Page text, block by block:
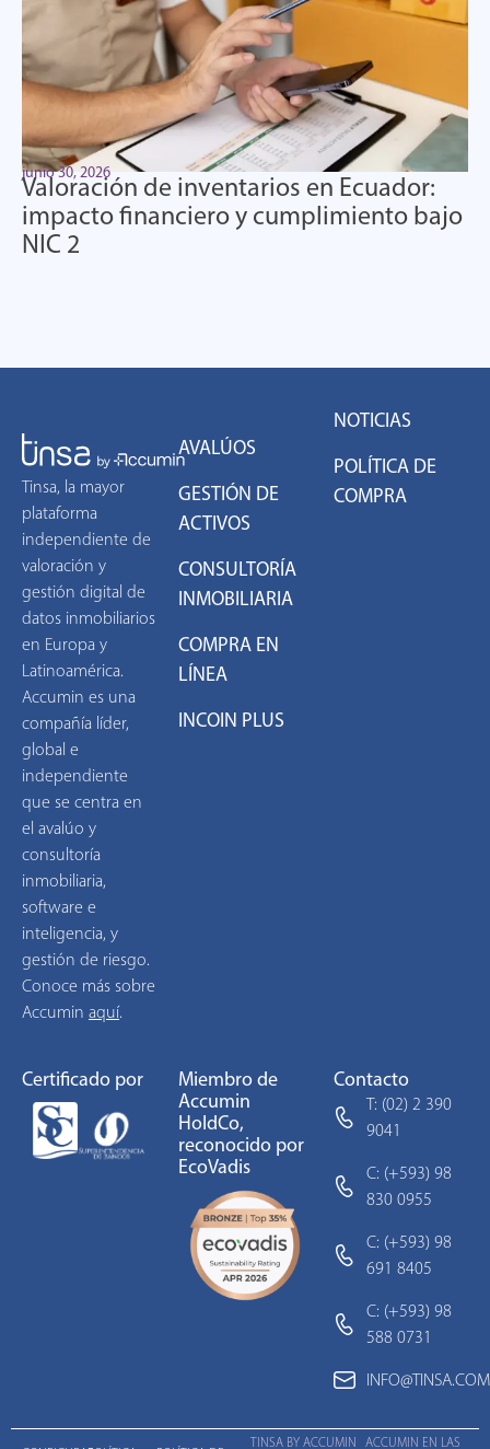
junio 30, 2026
Valoración de inventarios en Ecuador:
impacto financiero y cumplimiento bajo
NIC 2
Tinsa, la mayor
plataforma
independiente de
valoración y
gestión digital de
datos inmobiliarios
en Europa y
Latinoamérica.
Accumin es una
compañía líder,
global e
independiente
que se centra en
el avalúo y
consultoría
inmobiliaria,
software e
inteligencia, y
gestión de riesgo.
Conoce más sobre
Accumin aquí.
AVALÚOS
GESTIÓN DE
ACTIVOS
CONSULTORÍA
INMOBILIARIA
COMPRA EN
LÍNEA
INCOIN PLUS
NOTICIAS
POLÍTICA DE
COMPRA
Certificado por
Miembro de
Accumin
HoldCo,
reconocido por
EcoVadis
Contacto
T: (02) 2 390
9041
C: (+593) 98
830 0955
C: (+593) 98
691 8405
C: (+593) 98
588 0731
TINSA BY ACCUMIN ACCUMIN EN LAS